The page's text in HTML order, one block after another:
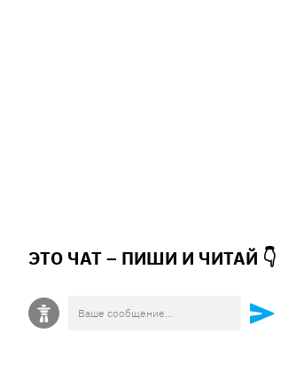
ЭТО ЧАТ – ПИШИ И ЧИТАЙ 👇